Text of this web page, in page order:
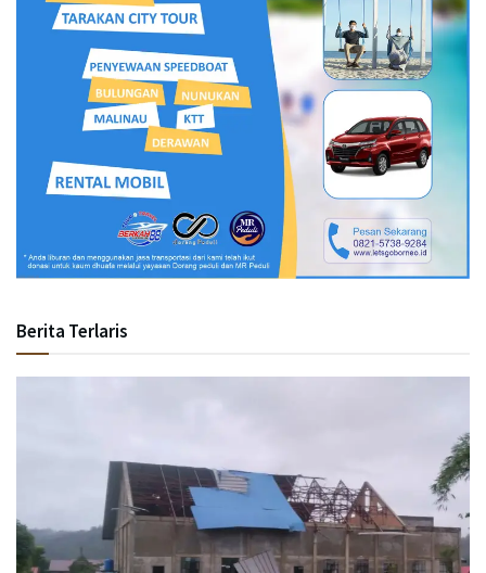
Berita Terlaris